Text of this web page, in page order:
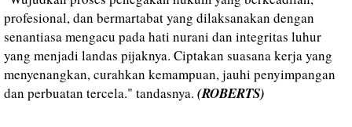
profesional, dan bermartabat yang dilaksanakan dengan
senantiasa mengacu pada hati nurani dan integritas luhur
yang menjadi landas pijaknya. Ciptakan suasana kerja yang
menyenangkan, curahkan kemampuan, jauhi penyimpangan
dan perbuatan tercela." tandasnya. (ROBERTS)